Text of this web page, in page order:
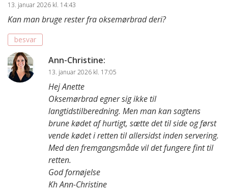
13. januar 2026 kl. 14:43
Kan man bruge rester fra oksemørbrad deri?
besvar
Ann-Christine:
13. januar 2026 kl. 17:05
Hej Anette
Oksemørbrad egner sig ikke til
langtidstilberedning. Men man kan sagtens
brune kødet af hurtigt, sætte det til side og først
vende kødet i retten til allersidst inden servering.
Med den fremgangsmåde vil det fungere fint til
retten.
God fornøjelse
Kh Ann-Christine